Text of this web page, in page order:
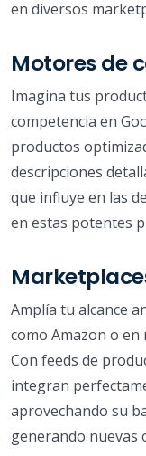
en diversos
Motores de
Imagina tus
competencia en
productos
descripciones
que influye en las
en estas potentes
Amplía tu alcance
como Amazon o en
Con feeds de
integran
aprovechando su
generando nuevas